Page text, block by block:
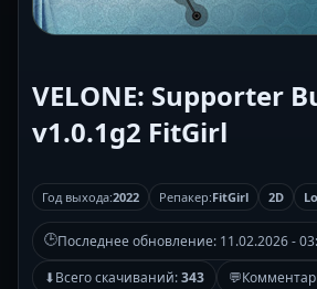
VELONE: Supporter
v1.0.1g2 FitGirl
Год выхода:2022 Репакер:FitGirl 2D
🕒Последнее обновление: 11.02.2026 -
⬇Всего скачиваний:343 💬